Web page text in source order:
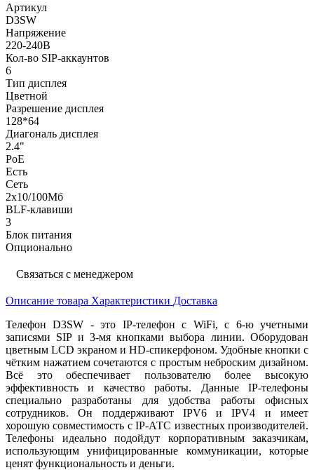
Артикул
D3SW
Напряжение
220-240B
Кол-во SIP-аккаунтов
6
Тип дисплея
Цветной
Разрешение дисплея
128*64
Диагональ дисплея
2.4"
PoE
Есть
Сеть
2x10/100Мб
BLF-клавиши
3
Блок питания
Опционально
Связаться с менеджером
Описание товара Характеристики Доставка
Телефон D3SW - это IP-телефон c WiFi, с 6-ю учетными
записями SIP и 3-мя кнопками выбора линии. Оборудован
цветным LCD экраном и HD-спикерфоном. Удобные кнопки с
чётким нажатием сочетаются с простым неброским дизайном.
Всё это обеспечивает пользователю более высокую
эффективность и качество работы. Данные IP-телефоны
специально разработаны для удобства работы офисных
сотрудников. Он поддерживают IPV6 и IPV4 и имеет
хорошую совместимость с IP-АТС известных производителей.
Телефоны идеально подойдут корпоративным заказчикам,
использующим унифицированные коммуникации, которые
ценят функциональность и деньги.